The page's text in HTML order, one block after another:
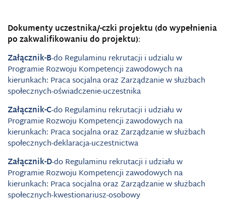
Dokumenty uczestnika/-czki projektu (do wypełnienia
po zakwalifikowaniu do projektu):
Załącznik-B-do Regulaminu rekrutacji i udzialu w
Programie Rozwoju Kompetencji zawodowych na
kierunkach: Praca socjalna oraz Zarządzanie w służbach
społecznych-oświadczenie-uczestnika
Załącznik-C-do Regulaminu rekrutacji i udziału w
Programie Rozwoju Kompetencji zawodowych na
kierunkach: Praca socjalna oraz Zarządzanie w służbach
społecznych-deklaracja-uczestnictwa
Załącznik-D-do Regulaminu rekrutacji i udziału w
Programie Rozwoju Kompetencji zawodowych na
kierunkach: Praca socjalna oraz Zarządzanie w służbach
społecznych-kwestionariusz-osobowy